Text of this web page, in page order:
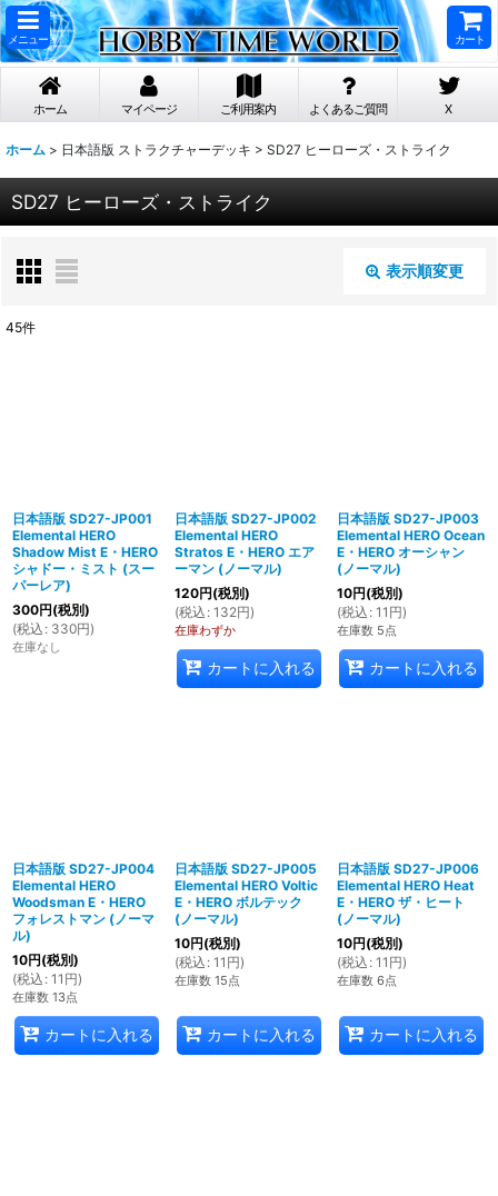
メニュー カート
ホーム マイページ ご利用案内 よくあるご質問 X
ホーム > 日本語版 ストラクチャーデッキ > SD27 ヒーローズ・ストライク
SD27 ヒーローズ・ストライク
表示順変更
絞り込む
45件
日本語版 SD27-JP001
Elemental HERO
Shadow Mist E・HERO
シャドー・ミスト (スー
パーレア)
300円(税別)
(税込 : 330円)
在庫なし
日本語版 SD27-JP002
Elemental HERO
Stratos E・HERO エア
ーマン (ノーマル)
120円(税別)
(税込 : 132円)
在庫わずか
カートに入れる
日本語版 SD27-JP003
Elemental HERO Ocean
E・HERO オーシャン
(ノーマル)
10円(税別)
(税込 : 11 円)
在庫数 5点
カートに入れる
日本語版 SD27-JP004
Elemental HERO
Woodsman E・HERO
フォレストマン (ノーマ
ル)
10円(税別)
(税込 : 11 円)
在庫数 13点
カートに入れる
日本語版 SD27-JP005
Elemental HERO Voltic
E・HERO ボルテック
(ノーマル)
10円(税別)
(税込 : 11 円)
在庫数 15点
カートに入れる
日本語版 SD27-JP006
Elemental HERO Heat
E・HERO ザ・ヒート
(ノーマル)
10円(税別)
(税込 : 11 円)
在庫数 6点
カートに入れる